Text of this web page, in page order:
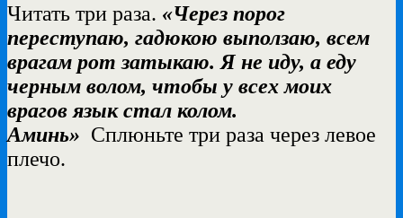
Читать три раза. «Через порог
переступаю, гадюкою выползаю, всем
врагам рот затыкаю. Я не иду, а еду
черным волом, чтобы у всех моих
врагов язык стал колом.
Аминь» Сплюньте три раза через левое
плечо.